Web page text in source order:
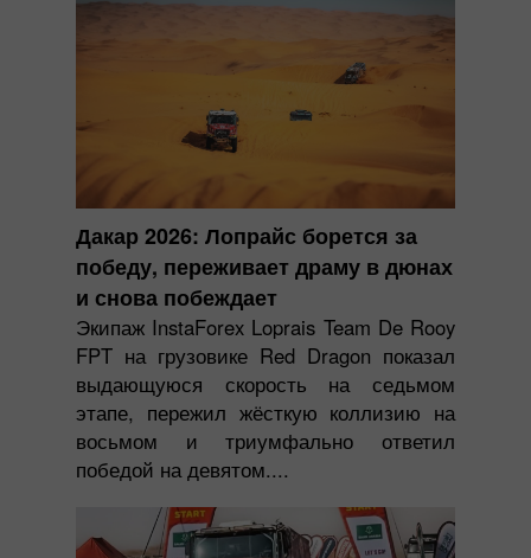
Дакар 2026: Лопрайс борется за
победу, переживает драму в дюнах
и снова побеждает
Экипаж InstaForex Loprais Team De Rooy
FPT на грузовике Red Dragon показал
выдающуюся скорость на седьмом
этапе, пережил жёсткую коллизию на
восьмом и триумфально ответил
победой на девятом....